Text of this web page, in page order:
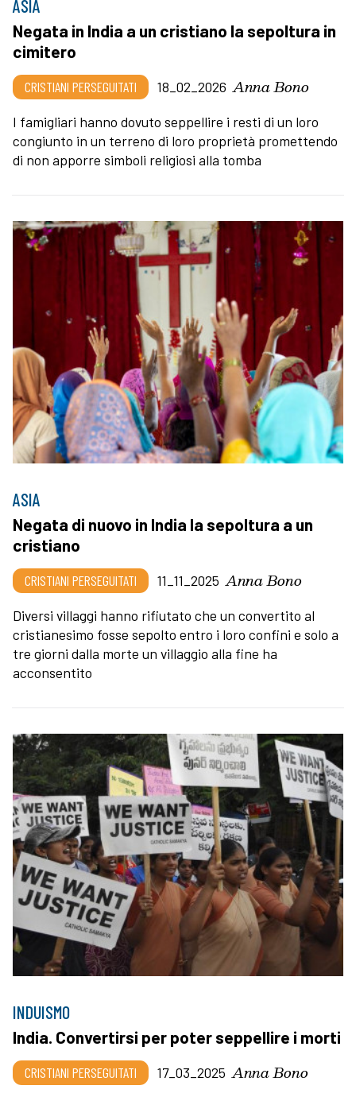
ASIA
Negata in India a un cristiano la sepoltura in
cimitero
CRISTIANI PERSEGUITATI 18_02_2026 Anna Bono
I famigliari hanno dovuto seppellire i resti di un loro
congiunto in un terreno di loro proprietà promettendo
di non apporre simboli religiosi alla tomba
ASIA
Negata di nuovo in India la sepoltura a un
cristiano
CRISTIANI PERSEGUITATI 11_11_2025 Anna Bono
Diversi villaggi hanno rifiutato che un convertito al
cristianesimo fosse sepolto entro i loro confini e solo a
tre giorni dalla morte un villaggio alla fine ha
acconsentito
INDUISMO
India. Convertirsi per poter seppellire i morti
CRISTIANI PERSEGUITATI 17_03_2025 Anna Bono